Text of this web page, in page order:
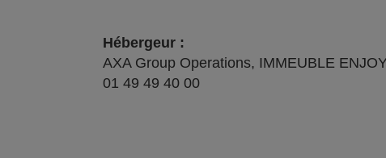
Hébergeur :
AXA Group Operations, IMMEUBLE
01 49 49 40 00